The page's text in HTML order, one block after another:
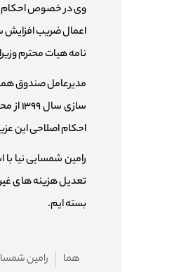
اعمال ضریب افزایش
نامه هیات محترم
مدیرعامل صندوق هما
احکام اصلاحی این
رامین شمسایی نیا
تعدیل هزینه های
بسته ایم.
هما رامین